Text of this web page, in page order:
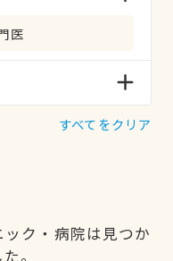
医
すべてをクリア
ク・病院は見つか
。